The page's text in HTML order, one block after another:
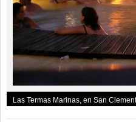
Las Termas Marinas, en San